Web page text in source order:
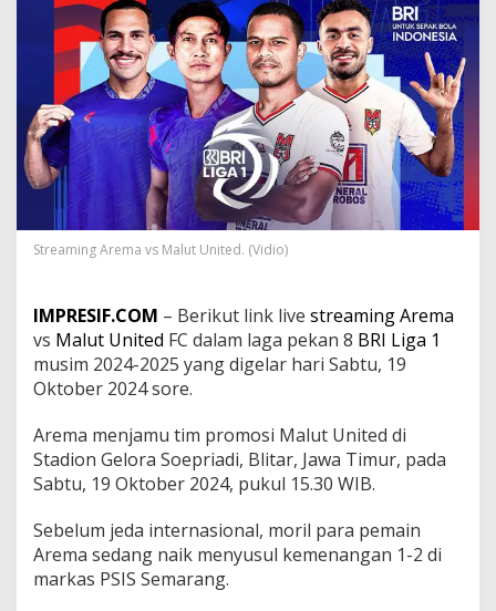
t
r
e
a
m
i
n
g
A
r
m
a
M
a
l
u
t
e
,
a
y
Streaming Arema vs Malut United. (Vidio)
IMPRESIF.COM – Berikut link live streamingArema
vs Malut United FC dalam laga pekan 8 BRI Liga 1
musim 2024-2025 yang digelar hari Sabtu, 19
Oktober 2024 sore.
Arema menjamu tim promosi Malut United di
Stadion Gelora Soepriadi, Blitar, Jawa Timur, pada
Sabtu, 19 Oktober 2024, pukul 15.30 WIB.
Sebelum jeda internasional, moril para pemain
Arema sedang naik menyusul kemenangan 1-2 di
markas PSIS Semarang.